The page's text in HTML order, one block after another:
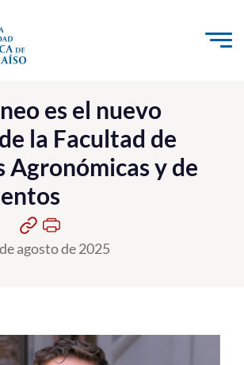
al contenido
e Innovación
el Medio
es el nuevo
la Facultad de
Agronómicas y de
agosto de 2025